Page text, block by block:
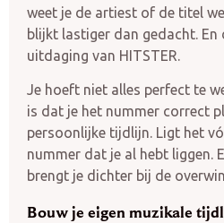
weet je de artiest of de titel
blijkt lastiger dan gedacht. En
uitdaging van HITSTER.
Je hoeft niet alles perfect te
is dat je het nummer correct
persoonlijke tijdlijn. Ligt het
nummer dat je al hebt liggen.
brengt je dichter bij de
Bouw je eigen muzikale